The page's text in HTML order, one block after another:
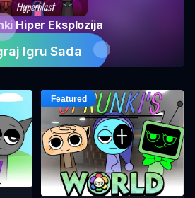
Hiper Eksplozija
Igru Sada